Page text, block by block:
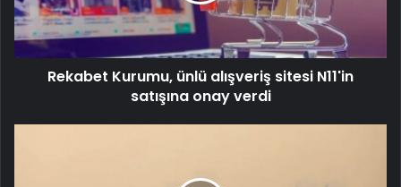
Rekabet Kurumu, ünlü alışveriş sitesi N11'in
satışına onay verdi